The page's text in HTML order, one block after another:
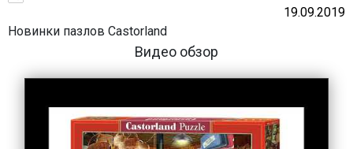
19.09.2019
Новинки пазлов Castorland
Видео обзор